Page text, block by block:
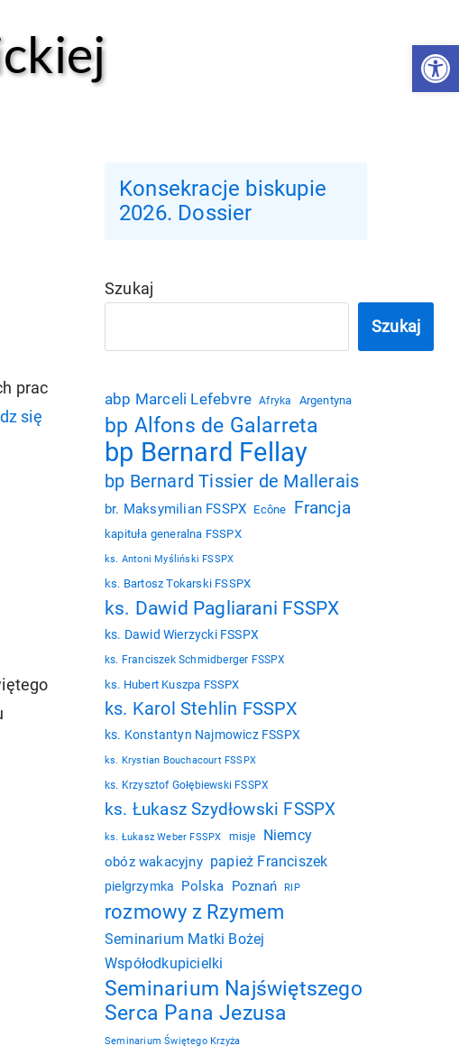
prac
się
Konsekracje biskupie
2026. Dossier
Szukaj
Szukaj
abp Marceli Lefebvre Afryka Argentyna
bp Alfons de Galarreta
bp Bernard Fellay
bp Bernard Tissier de Mallerais
br. Maksymilian FSSPX Ecône Francja
kapituła generalna FSSPX
ks. Antoni Myśliński FSSPX
ks. Bartosz Tokarski FSSPX
ks. Dawid Pagliarani FSSPX
ks. Dawid Wierzycki FSSPX
ks. Franciszek Schmidberger FSSPX
ks. Hubert Kuszpa FSSPX
ks. Karol Stehlin FSSPX
ks. Konstantyn Najmowicz FSSPX
ks. Krystian Bouchacourt FSSPX
ks. Krzysztof Gołębiewski FSSPX
ks. Łukasz Szydłowski FSSPX
ks. Łukasz Weber FSSPX misje Niemcy
obóz wakacyjny papież Franciszek
pielgrzymka Polska Poznań RIP
rozmowy z Rzymem
Seminarium Matki Bożej
Współodkupicielki
Seminarium Najświętszego
Serca Pana Jezusa
Seminarium Świętego Krzyża